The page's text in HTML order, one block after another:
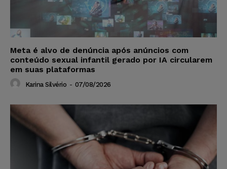
Meta é alvo de denúncia após anúncios com
conteúdo sexual infantil gerado por IA circularem
em suas plataformas
Karina Silvério - 07/08/2026